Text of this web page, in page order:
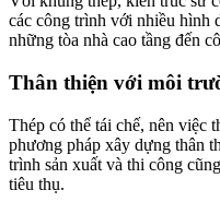
các công trình với nhiều hình
những tòa nhà cao tầng đến
Thân thiện với môi
Thép có thể tái chế, nên việc
phương pháp xây dựng thân
trình sản xuất và thi công
tiêu thụ.